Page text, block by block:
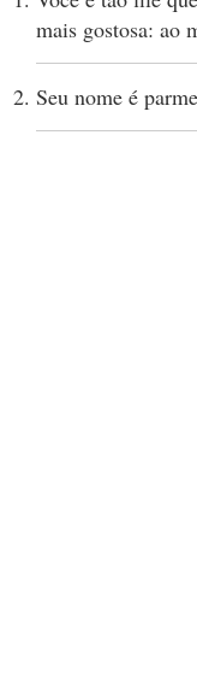
mais gostosa: ao
Seu nome é